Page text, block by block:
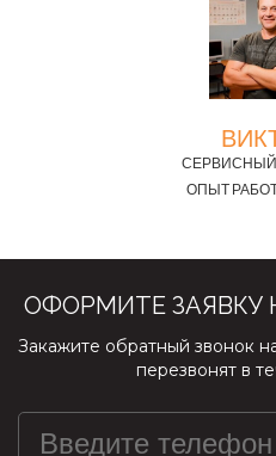
ОПЫТ
ОФОРМИТЕ ЗАЯВКУ
Закажите обратный звонок
перезвонят в